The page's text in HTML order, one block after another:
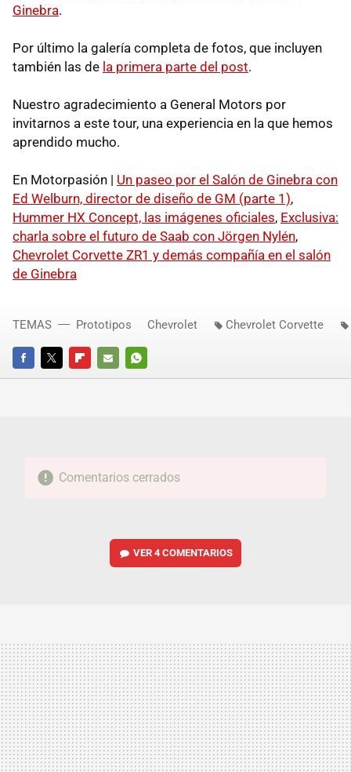
Ginebra.
Por último la galería completa de fotos, que incluyen
también las de la primera parte del post.
Nuestro agradecimiento a General Motors por
invitarnos a este tour, una experiencia en la que hemos
aprendido mucho.
En Motorpasión | Un paseo por el Salón de Ginebra con
Ed Welburn, director de diseño de GM (parte 1),
Hummer HX Concept, las imágenes oficiales, Exclusiva:
charla sobre el futuro de Saab con Jörgen Nylén,
Chevrolet Corvette ZR1 y demás compañía en el salón
de Ginebra
FACEBOOKTWITTERFLIPBOARD
E-
WHATSAPP
TEMAS Prototipos Chevrolet Chevrolet Corvette
Comentarios cerrados
VER4 COMENTARIOS